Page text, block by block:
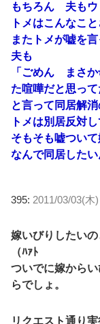
もちろん 夫もウ
トメはこんなこ
またトメが嘘を
夫も
「ごめん まさか
た喧嘩だと思って
と言って同居解消
トメは別居反対し
そもそも嘘つい
なんで同居したい
395: 2011/03/03(木
嫁いびりしたい
（ﾊｧﾄ
ついでに嫁から
らでしょ。
リクエスト通り